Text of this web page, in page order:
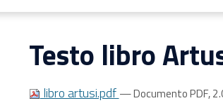
Testo libro
libro artusi.pdf — Documento PDF,